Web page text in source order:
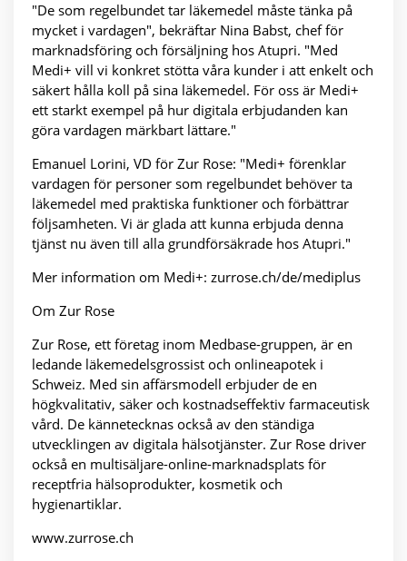
"De som regelbundet tar läkemedel måste tänka på
mycket i vardagen", bekräftar Nina Babst, chef för
marknadsföring och försäljning hos Atupri. "Med
Medi+ vill vi konkret stötta våra kunder i att enkelt och
säkert hålla koll på sina läkemedel. För oss är Medi+
ett starkt exempel på hur digitala erbjudanden kan
göra vardagen märkbart lättare."
Emanuel Lorini, VD för Zur Rose: "Medi+ förenklar
vardagen för personer som regelbundet behöver ta
läkemedel med praktiska funktioner och förbättrar
följsamheten. Vi är glada att kunna erbjuda denna
tjänst nu även till alla grundförsäkrade hos Atupri."
Mer information om Medi+: zurrose.ch/de/mediplus
Om Zur Rose
Zur Rose, ett företag inom Medbase-gruppen, är en
ledande läkemedelsgrossist och onlineapotek i
Schweiz. Med sin affärsmodell erbjuder de en
högkvalitativ, säker och kostnadseffektiv farmaceutisk
vård. De kännetecknas också av den ständiga
utvecklingen av digitala hälsotjänster. Zur Rose driver
också en multisäljare-online-marknadsplats för
receptfria hälsoprodukter, kosmetik och
hygienartiklar.
www.zurrose.ch